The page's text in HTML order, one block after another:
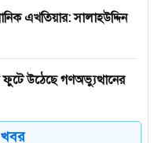
এখতিয়ার: সালাহউদ্দিন
ফুটে উঠেছে গণঅভ্যুত্থানের
খবর